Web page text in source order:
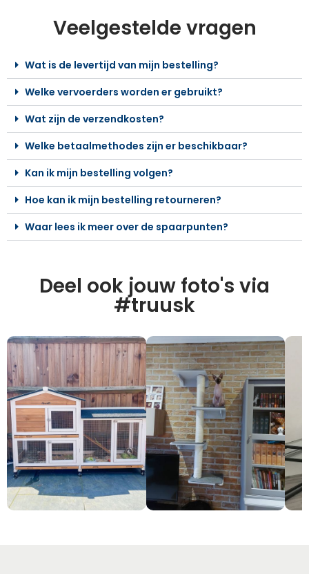
Veelgestelde vragen
Wat is de levertijd van mijn bestelling?
Welke vervoerders worden er gebruikt?
Wat zijn de verzendkosten?
Welke betaalmethodes zijn er beschikbaar?
Kan ik mijn bestelling volgen?
Hoe kan ik mijn bestelling retourneren?
Waar lees ik meer over de spaarpunten?
Deel ook jouw foto's via
#truusk